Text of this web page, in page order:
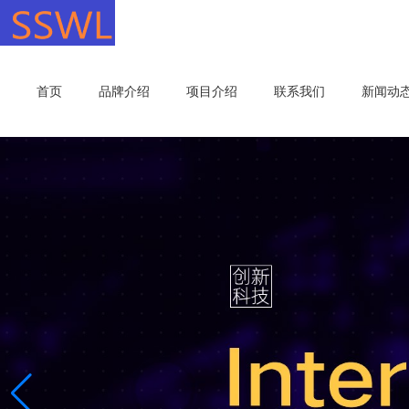
首页 品牌介绍 项目介绍 联系我们 新闻动